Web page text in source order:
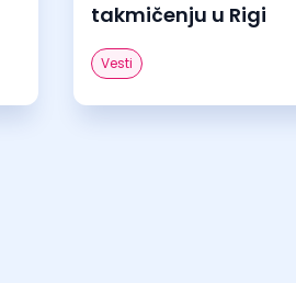
takmičenju u Rigi
Vesti